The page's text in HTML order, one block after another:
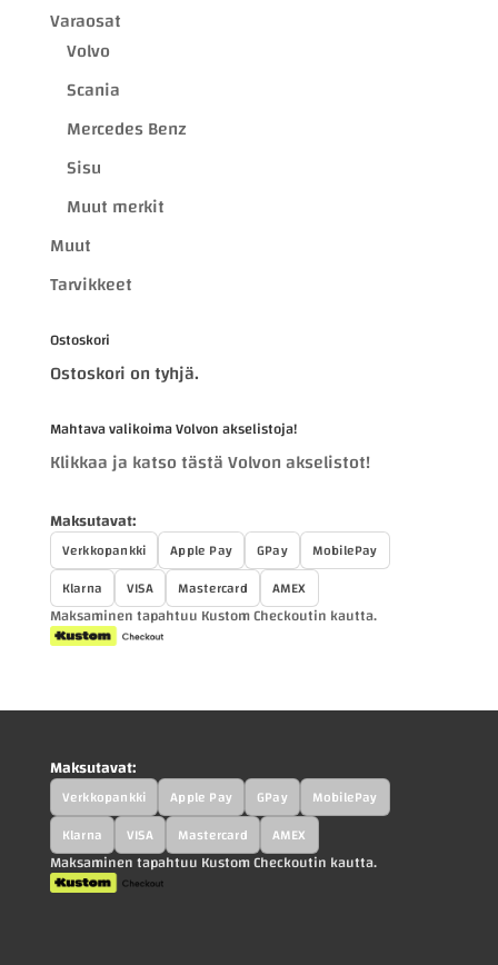
Varaosat
Volvo
Scania
Mercedes Benz
Sisu
Muut merkit
Muut
Tarvikkeet
Ostoskori
Ostoskori on tyhjä.
Mahtava valikoima Volvon akselistoja!
Klikkaa ja katso tästä Volvon akselistot!
Maksutavat:
Verkkopankki Apple Pay GPay
MobilePay
Klarna
VISA Mastercard AMEX
Maksaminen tapahtuu Kustom Checkoutin kautta.
Maksutavat:
Verkkopankki Apple Pay GPay
MobilePay
Klarna
VISA Mastercard AMEX
Maksaminen tapahtuu Kustom Checkoutin kautta.